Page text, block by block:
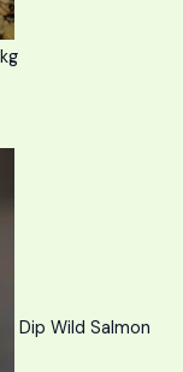
Dip Wild Salmon